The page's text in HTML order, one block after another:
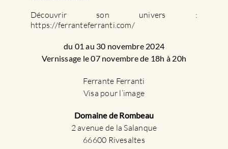
Découvrir son univers :
https://ferranteferranti.com/
du 01 au 30 novembre 2024
Vernissage le 07 novembre de 18h à 20h
Ferrante Ferranti
Visa pour l’image
Domaine de Rombeau
2 avenue de la Salanque
66600 Rivesaltes